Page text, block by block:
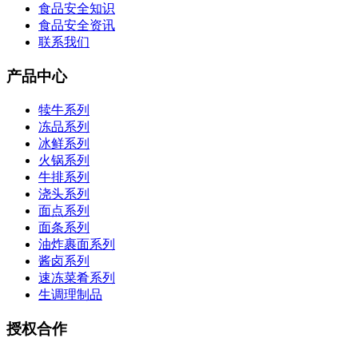
食品安全知识
食品安全资讯
联系我们
产品中心
犊牛系列
冻品系列
冰鲜系列
火锅系列
牛排系列
浇头系列
面点系列
面条系列
油炸裹面系列
酱卤系列
速冻菜肴系列
生调理制品
授权合作